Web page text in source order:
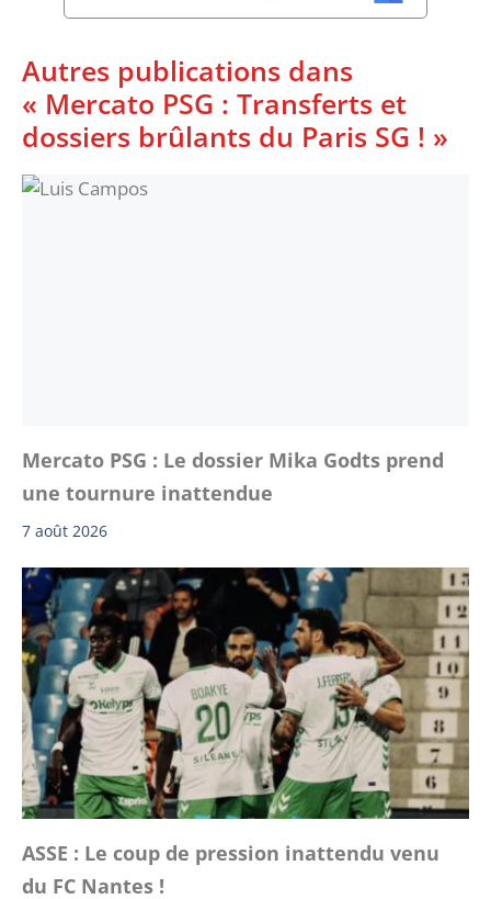
Autres publications dans
« Mercato PSG : Transferts et
dossiers brûlants du Paris SG ! »
Mercato PSG : Le dossier Mika Godts prend
une tournure inattendue
7 août 2026
ASSE : Le coup de pression inattendu venu
du FC Nantes !